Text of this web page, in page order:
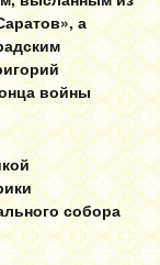
а
войны
собора